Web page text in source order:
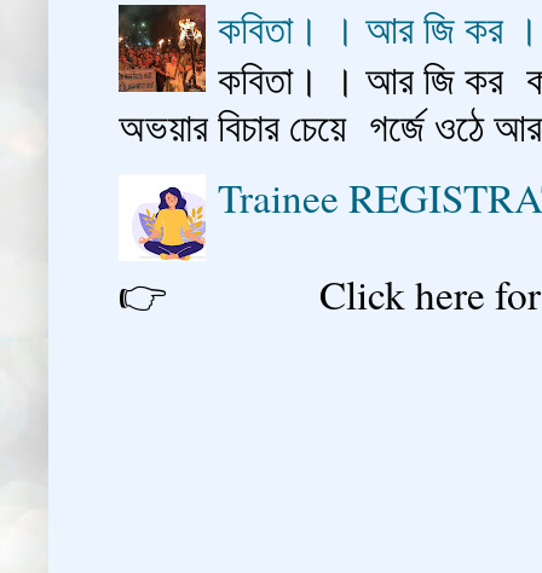
কবিতা। । আর জি কর
কবিতা। । আর জি কর
অভয়ার বিচার চেয়ে গর্জে
Trainee
👉 Click here for